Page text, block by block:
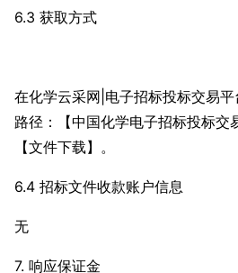
6.3 获取方式
在化学云采网|电子招标投标交易
路径：【中国化学电子招标投标
【文件下载】。
6.4 招标文件收款账户信息
无
7. 响应保证金